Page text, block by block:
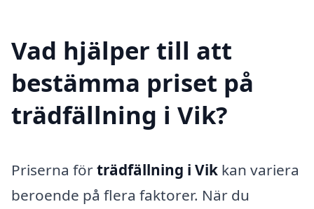
Vad hjälper till att
bestämma priset på
trädfällning i Vik?
Priserna förträdfällning i Vik kan variera
beroende på flera faktorer. När du